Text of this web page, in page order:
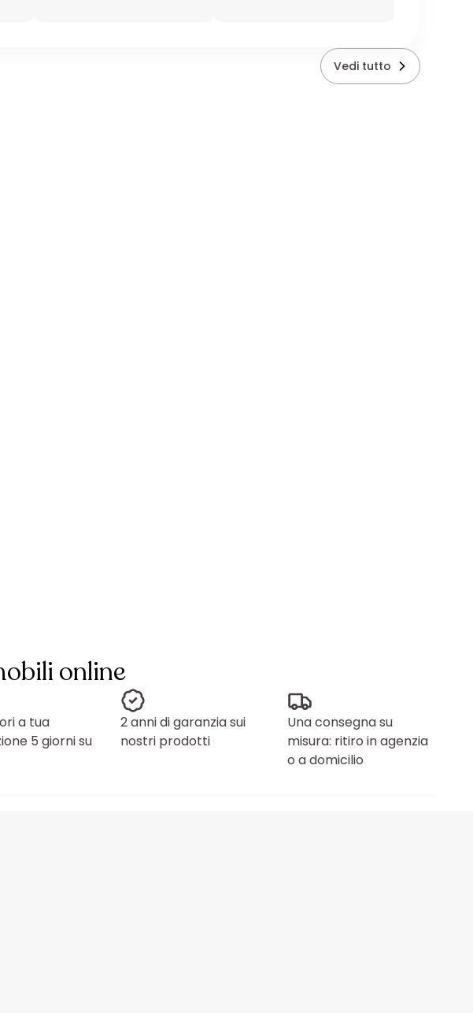
Vedi tutto
online
a tua
5 giorni su
2 anni di garanzia sui
nostri prodotti
Una consegna su
misura: ritiro in agenzia
o a domicilio